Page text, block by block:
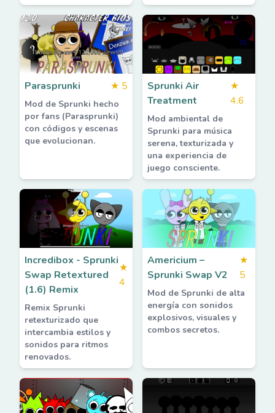
Parasprunki ★ 5
Mod de Sprunki hecho
por fans (Parasprunki)
con códigos y escenas
que evolucionan.
Sprunki Air
Treatment
★
4.6
Mod ambiental de
Sprunki para música
serena, texturizada y
una experiencia de
juego consciente.
Incredibox - Sprunki
Swap Retextured
(1.6) Remix
★
4
Remix Sprunki
retexturizado que
intercambia estilos y
sonidos para ritmos
renovados.
Americium –
Sprunki Swap V2
★
5
Mod de Sprunki de alta
energía con sonidos
explosivos, visuales y
combos secretos.